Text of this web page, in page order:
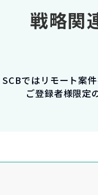
戦略関
SCBではリモート案
ご登録者様限定